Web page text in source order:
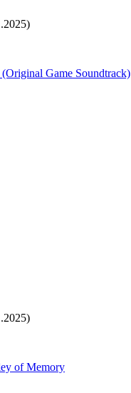
Game Soundtrack)
of Memory